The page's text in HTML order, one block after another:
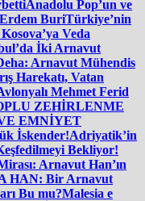
Anadolu Pop’un ve
BuriTürkiye’nin
Veda
İki Arnavut
Arnavut Mühendis
Harekatı, Vatan
Mehmet Ferid
ZEHİRLENME
EMNİYET
İskender!Adriyatik’in
Bekliyor!
Arnavut Han’ın
HAN: Bir Arnavut
Bu mu?Malesia e